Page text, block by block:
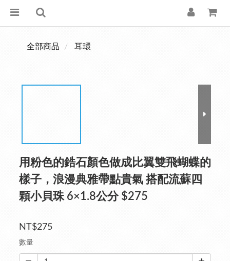
全部商品 耳環
用粉色的鋯石顏色做成比翼雙飛蝴蝶的
樣子，浪漫典雅帶點貴氣 搭配流蘇四
顆小貝珠 6×1.8公分 $275
NT$275
數量